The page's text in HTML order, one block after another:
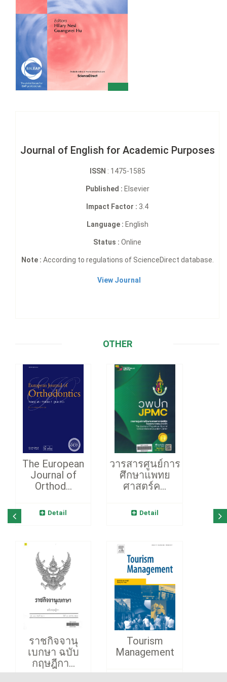
Journal of English for Academic Purposes
ISSN : 1475-1585
Published : Elsevier
Impact Factor : 3.4
Language : English
Status : Online
Note : According to regulations of ScienceDirect database.
View Journal
OTHER
The European
Journal of
Orthod...
Detail
วารสารศูนย์การ
ศึกษาแพทย
ศาสตร์ค...
Detail
ราชกิจจานุ
เบกษา ฉบับ
กฤษฎีกา...
Tourism
Management